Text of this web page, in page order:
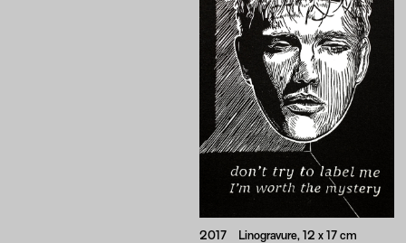
2017 Linogravure, 12 x 17 cm